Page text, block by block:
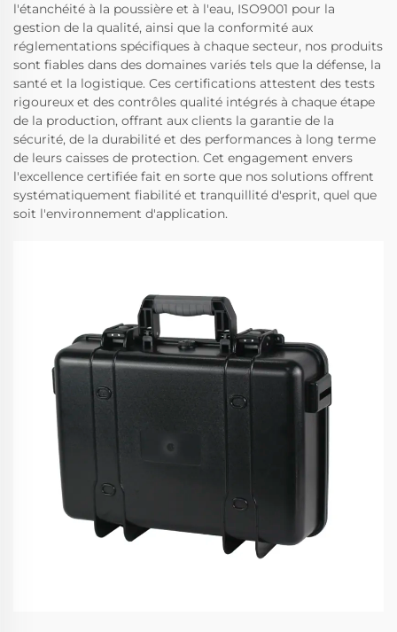
l'étanchéité à la poussière et à l'eau, ISO9001 pour la
gestion de la qualité, ainsi que la conformité aux
réglementations spécifiques à chaque secteur, nos produits
sont fiables dans des domaines variés tels que la défense, la
santé et la logistique. Ces certifications attestent des tests
rigoureux et des contrôles qualité intégrés à chaque étape
de la production, offrant aux clients la garantie de la
sécurité, de la durabilité et des performances à long terme
de leurs caisses de protection. Cet engagement envers
l'excellence certifiée fait en sorte que nos solutions offrent
systématiquement fiabilité et tranquillité d'esprit, quel que
soit l'environnement d'application.